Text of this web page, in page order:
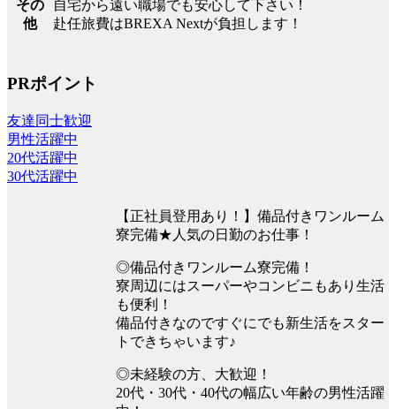
その
他
自宅から遠い職場でも安心して下さい！
赴任旅費はBREXA Nextが負担します！
PRポイント
友達同士歓迎
男性活躍中
20代活躍中
30代活躍中
【正社員登用あり！】備品付きワンルーム
寮完備★人気の日勤のお仕事！
◎備品付きワンルーム寮完備！
寮周辺にはスーパーやコンビニもあり生活
も便利！
備品付きなのですぐにでも新生活をスター
トできちゃいます♪
◎未経験の方、大歓迎！
20代・30代・40代の幅広い年齢の男性活躍